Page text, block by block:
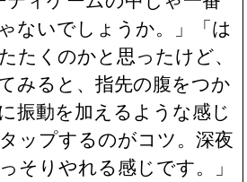
ないでしょうか。」「は
たくのかと思ったけど、
みると、指先の腹をつか
振動を加えるような感じ
ップするのがコツ。深夜
そりやれる感じです。」